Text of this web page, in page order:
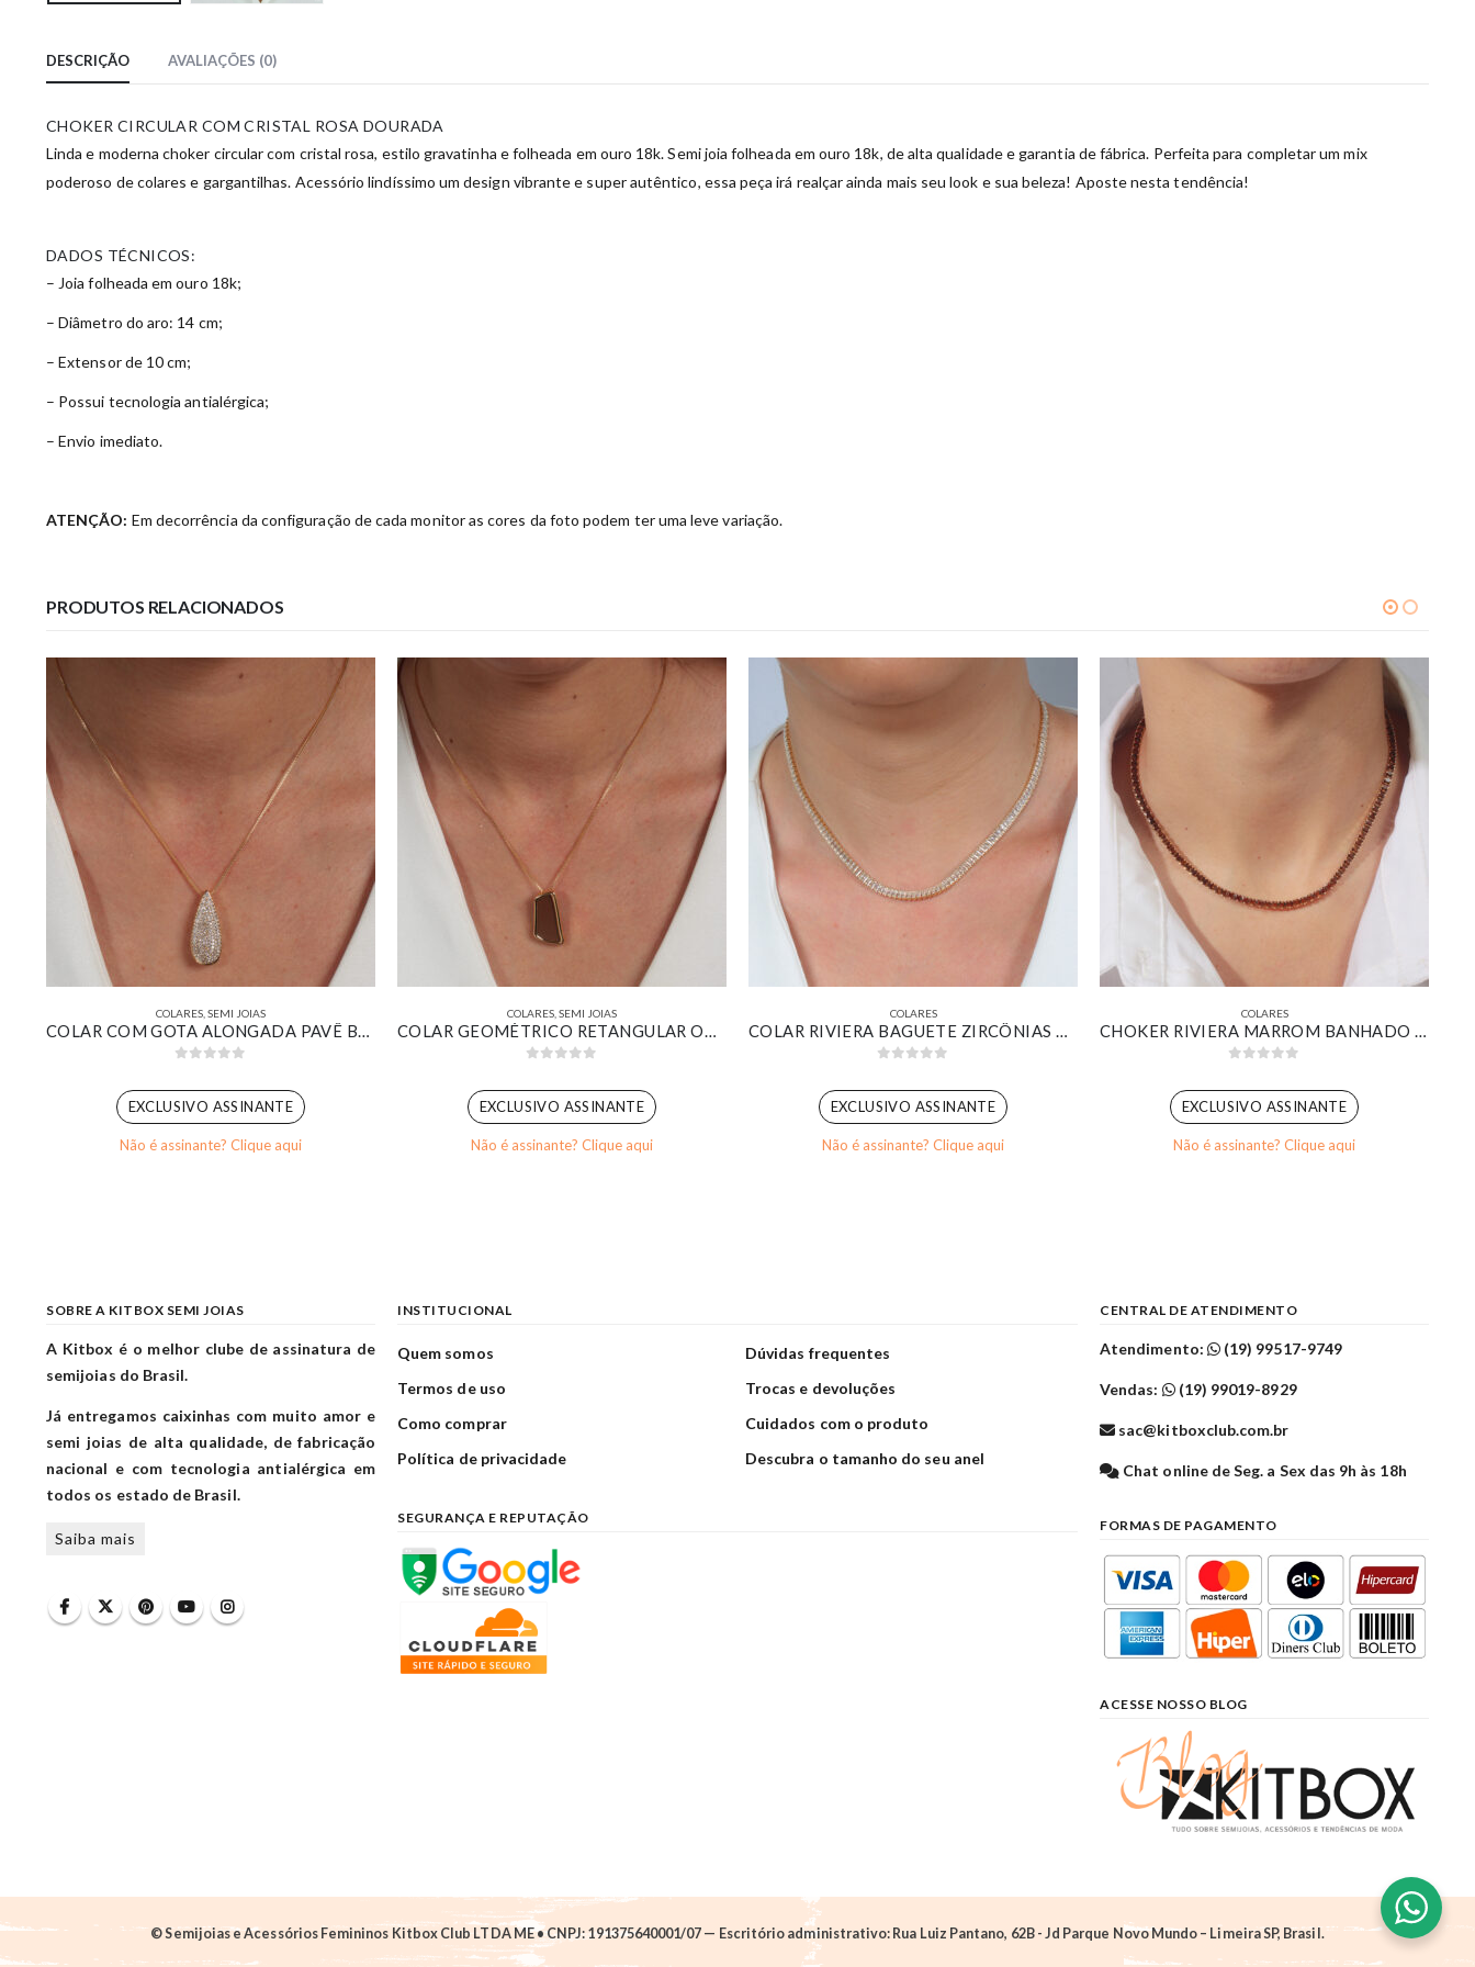
DESCRIÇÃO AVALIAÇÕES (0)
CHOKER CIRCULAR COM CRISTAL ROSA DOURADA
Linda e moderna choker circular com cristal rosa, estilo gravatinha e folheada em ouro 18k. Semi joia folheada em ouro 18k, de alta qualidade e garantia de fábrica. Perfeita para completar um mix
poderoso de colares e gargantilhas. Acessório lindíssimo um design vibrante e super autêntico, essa peça irá realçar ainda mais seu look e sua beleza! Aposte nesta tendência!
DADOS TÉCNICOS:
– Joia folheada em ouro 18k;
– Diâmetro do aro: 14 cm;
– Extensor de 10 cm;
– Possui tecnologia antialérgica;
– Envio imediato.
ATENÇÃO: Em decorrência da configuração de cada monitor as cores da foto podem ter uma leve variação.
PRODUTOS RELACIONADOS
COLARES SEMI JOIAS
COLAR COM GOTA ALONGADA PAVÊ BANHADO EM OURO 18K
EXCLUSIVO ASSINANTE
Não é assinante? Clique aqui
COLARES SEMI JOIAS
COLAR GEOMÉTRICO RETANGULAR ORGÂNICO RESINADO MARROM BANHADO EM OURO 18K
EXCLUSIVO ASSINANTE
Não é assinante? Clique aqui
COLARES
COLAR RIVIERA BAGUETE ZIRCÔNIAS CRISTAL BANHADO EM OURO 18K
EXCLUSIVO ASSINANTE
Não é assinante? Clique aqui
COLARES
CHOKER RIVIERA MARROM BANHADO EM OURO 18K
EXCLUSIVO ASSINANTE
Não é assinante? Clique aqui
SOBRE A KITBOX SEMI JOIAS
A Kitbox é o melhor clube de assinatura de
semijoias do Brasil.
Já entregamos caixinhas com muito amor e
semi joias de alta qualidade, de fabricação
nacional e com tecnologia antialérgica em
todos os estado de Brasil.
Saiba mais
INSTITUCIONAL
Quem somos
Termos de uso
Como comprar
Política de privacidade
Dúvidas frequentes
Trocas e devoluções
Cuidados com o produto
Descubra o tamanho do seu anel
SEGURANÇA E REPUTAÇÃO
CENTRAL DE ATENDIMENTO
Atendimento: (19) 99517-9749
Vendas: (19) 99019-8929
sac@kitboxclub.com.br
Chat online de Seg. a Sex das 9h às 18h
FORMAS DE PAGAMENTO
ACESSE NOSSO BLOG
© Semijoias e Acessórios Femininos Kitbox Club LTDA ME • CNPJ: 191375640001/07 — Escritório administrativo: Rua Luiz Pantano, 62B - Jd Parque Novo Mundo – Limeira SP, Brasil.